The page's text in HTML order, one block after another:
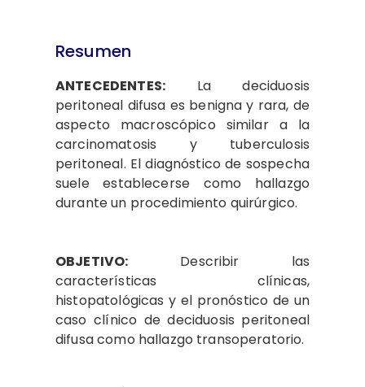
Resumen
ANTECEDENTES:La deciduosis
peritoneal difusa es benigna y rara, de
aspecto macroscópico similar a la
carcinomatosis y tuberculosis
peritoneal. El diagnóstico de sospecha
suele establecerse como hallazgo
durante un procedimiento quirúrgico.
OBJETIVO: Describir las
características clínicas,
histopatológicas y el pronóstico de un
caso clínico de deciduosis peritoneal
difusa como hallazgo transoperatorio.